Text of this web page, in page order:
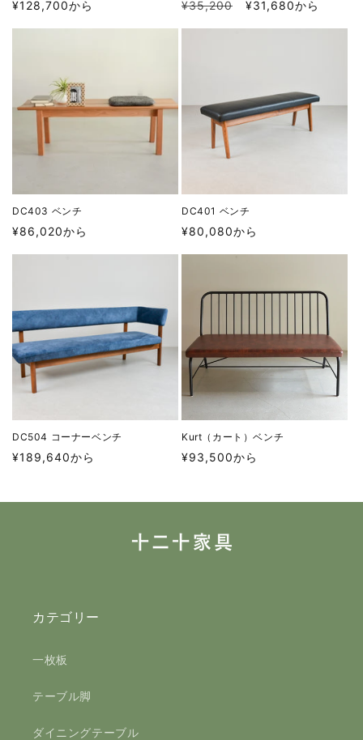
通
常
¥128,700から
通
常
¥35,200
セ
ー
¥31,680から
DC403 ベンチ
通
常
¥86,020から
DC401 ベンチ
通
常
¥80,080から
DC504 コーナーベンチ
通
¥189,640から
Kurt（カート）ベンチ
通
¥93,500から
カテゴリー
一枚板
テーブル脚
ダイニングテーブル